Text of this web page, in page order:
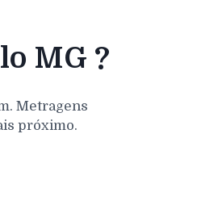
MG ?
Metragens
próximo.